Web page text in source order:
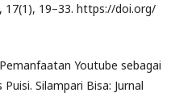
17(1), 19–33. https://doi.org/
Youtube sebagai
Silampari Bisa: Jurnal